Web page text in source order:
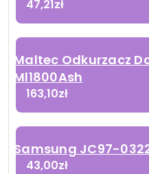
47,21zł
Maltec Odkurzacz
Ml1800Ash
163,10zł
Samsung JC97-
43,00zł